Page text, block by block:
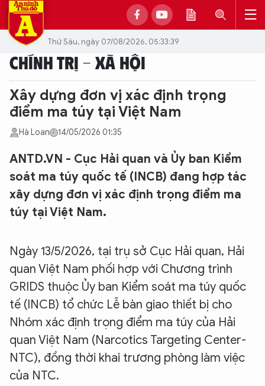
Thứ Sáu, ngày 07/08/2026, 05:33:39
CHÍNH TRỊ - XÃ HỘI
Xây dựng đơn vị xác định trọng
điểm ma túy tại Việt Nam
Hà Loan 14/05/2026 01:35
ANTD.VN - Cục Hải quan và Ủy ban Kiểm
soát ma túy quốc tế (INCB) đang hợp tác
xây dựng đơn vị xác định trọng điểm ma
túy tại Việt Nam.
Ngày 13/5/2026, tại trụ sở Cục Hải quan, Hải
quan Việt Nam phối hợp với Chương trình
GRIDS thuộc Ủy ban Kiểm soát ma túy quốc
tế (INCB) tổ chức Lễ bàn giao thiết bị cho
Nhóm xác định trọng điểm ma túy của Hải
quan Việt Nam (Narcotics Targeting Center-
NTC), đồng thời khai trương phòng làm việc
của NTC.